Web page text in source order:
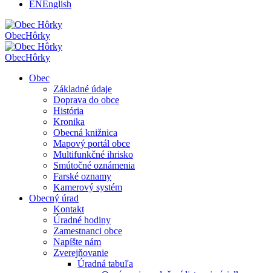
ENEnglish
ObecHôrky
ObecHôrky
Obec
Základné údaje
Doprava do obce
História
Kronika
Obecná knižnica
Mapový portál obce
Multifunkčné ihrisko
Smútočné oznámenia
Farské oznamy
Kamerový systém
Obecný úrad
Kontakt
Úradné hodiny
Zamestnanci obce
Napíšte nám
Zverejňovanie
Úradná tabuľa